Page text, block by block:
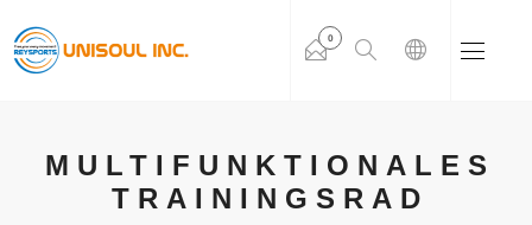
0
MULTIFUNKTIONALES
TRAININGSRAD